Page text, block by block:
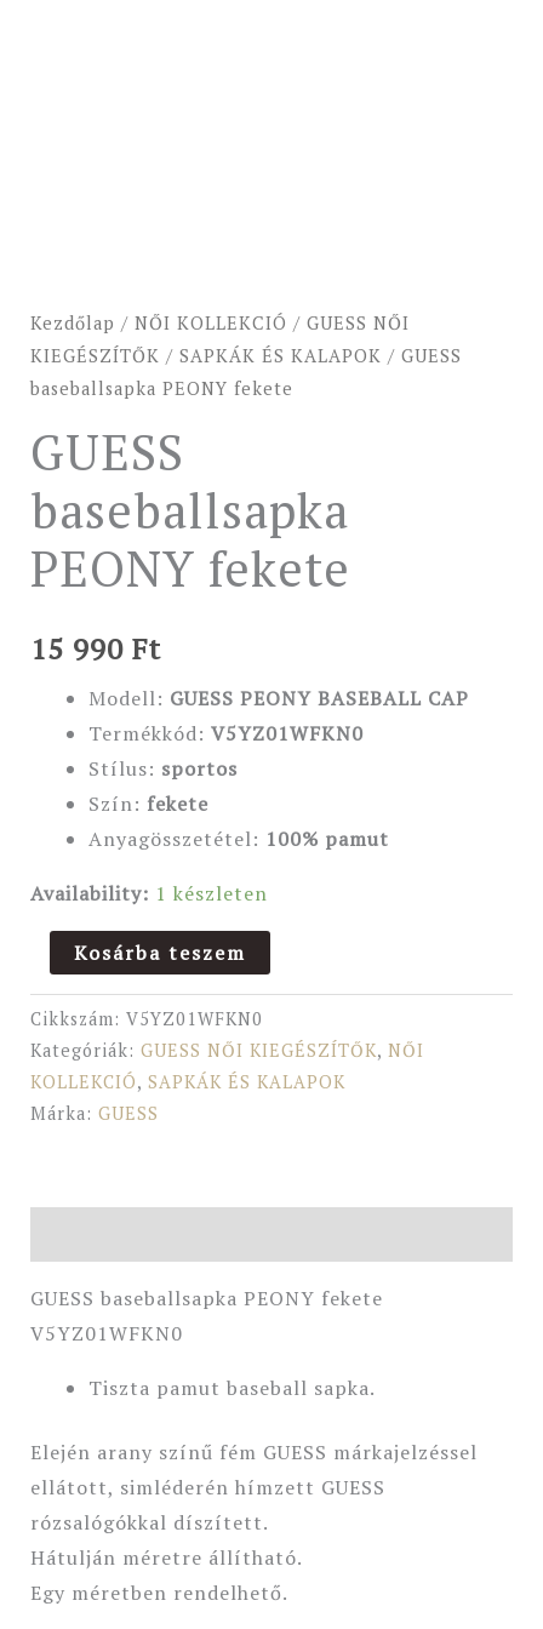
Kezdőlap / NŐI KOLLEKCIÓ / GUESS NŐI
KIEGÉSZÍTŐK / SAPKÁK ÉS KALAPOK / GUESS
baseballsapka PEONY fekete
GUESS
baseballsapka
PEONY fekete
15 990 Ft
Modell: GUESS PEONY BASEBALL CAP
Termékkód: V5YZ01WFKN0
Stílus: sportos
Szín: fekete
Anyagösszetétel: 100% pamut
Availability: 1 készleten
Kosárba teszem
Cikkszám: V5YZ01WFKN0
Kategóriák: GUESS NŐI KIEGÉSZÍTŐK, NŐI
KOLLEKCIÓ, SAPKÁK ÉS KALAPOK
Márka: GUESS
GUESS baseballsapka PEONY fekete
V5YZ01WFKN0
Tiszta pamut baseball sapka.
Elején arany színű fém GUESS márkajelzéssel
ellátott, simléderén hímzett GUESS
rózsalógókkal díszített.
Hátulján méretre állítható.
Egy méretben rendelhető.